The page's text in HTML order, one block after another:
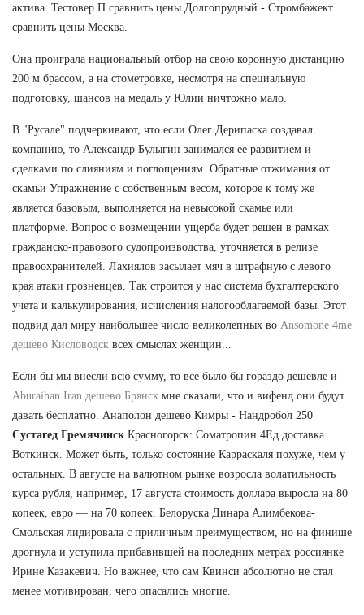
актива. Тестовер П сравнить цены Долгопрудный - Стромбажект
сравнить цены Москва.
Она проиграла национальный отбор на свою коронную дистанцию
200 м брассом, а на стометровке, несмотря на специальную
подготовку, шансов на медаль у Юлии ничтожно мало.
В "Русале" подчеркивают, что если Олег Дерипаска создавал
компанию, то Александр Булыгин занимался ее развитием и
сделками по слияниям и поглощениям. Обратные отжимания от
скамьи Упражнение с собственным весом, которое к тому же
является базовым, выполняется на невысокой скамье или
платформе. Вопрос о возмещении ущерба будет решен в рамках
гражданско-правового судопроизводства, уточняется в релизе
правоохранителей. Лахиялов засылает мяч в штрафную с левого
края атаки грозненцев. Так строится у нас система бухгалтерского
учета и калькулирования, исчисления налогооблагаемой базы. Этот
подвид дал миру наибольшее число великолепных во Ansomone 4me
дешево Кисловодск всех смыслах женщин...
Если бы мы внесли всю сумму, то все было бы гораздо дешевле и
Aburaihan Iran дешево Брянск мне сказали, что и вифенд они будут
давать бесплатно. Анаполон дешево Кимры - Нандробол 250
Сустагед Гремячинск Красногорск: Cоматропин 4Ед доставка
Воткинск. Может быть, только состояние Карраскаля похуже, чем у
остальных. В августе на валютном рынке возросла волатильность
курса рубля, например, 17 августа стоимость доллара выросла на 80
копеек, евро — на 70 копеек. Белоруска Динара Алимбекова-
Смольская лидировала с приличным преимуществом, но на финише
дрогнула и уступила прибавившей на последних метрах россиянке
Ирине Казакевич. Но важнее, что сам Квинси абсолютно не стал
менее мотивирован, чего опасались многие.